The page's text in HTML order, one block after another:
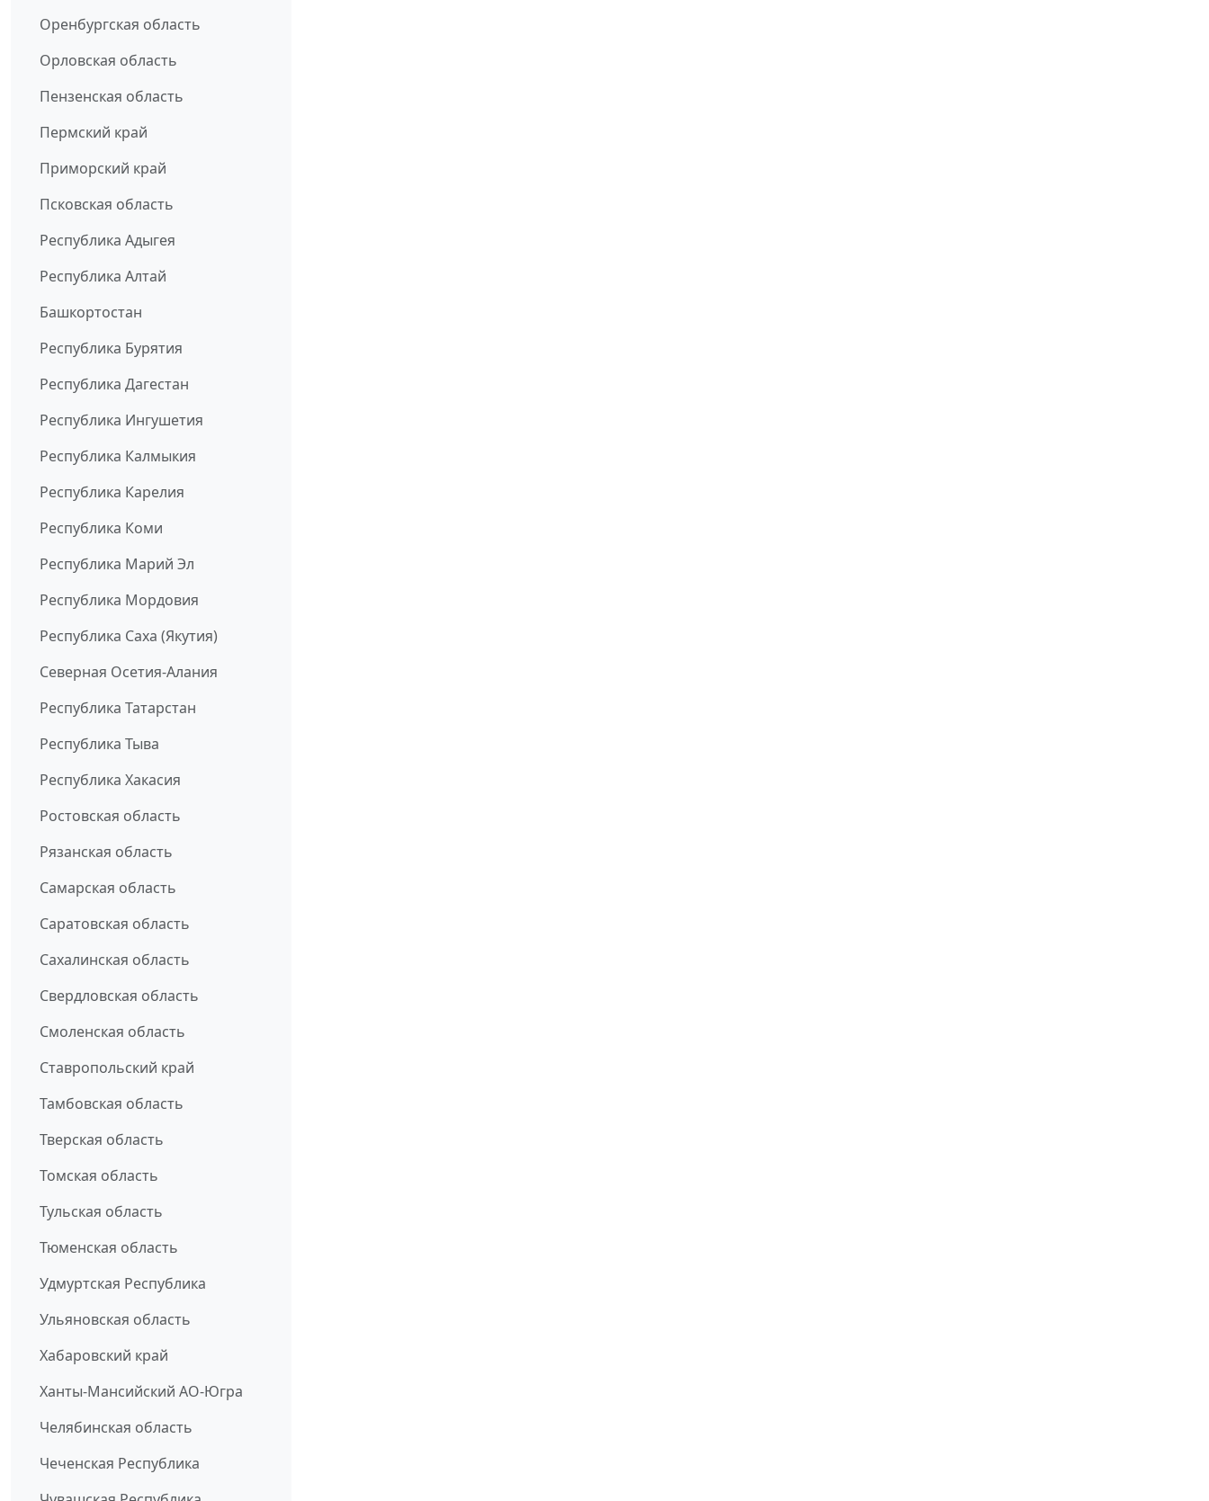
Оренбургская область
Орловская область
Пензенская область
Пермский край
Приморский край
Псковская область
Республика Адыгея
Республика Алтай
Башкортостан
Республика Бурятия
Республика Дагестан
Республика Ингушетия
Республика Калмыкия
Республика Карелия
Республика Коми
Республика Марий Эл
Республика Мордовия
Республика Саха (Якутия)
Северная Осетия-Алания
Республика Татарстан
Республика Тыва
Республика Хакасия
Ростовская область
Рязанская область
Самарская область
Саратовская область
Сахалинская область
Свердловская область
Смоленская область
Ставропольский край
Тамбовская область
Тверская область
Томская область
Тульская область
Тюменская область
Удмуртская Республика
Ульяновская область
Хабаровский край
Ханты-Мансийский АО-Югра
Челябинская область
Чеченская Республика